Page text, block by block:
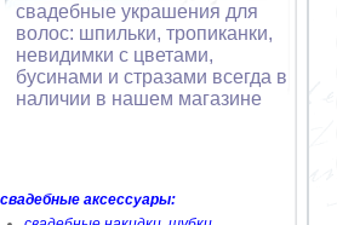
свадебные украшения для
волос: шпильки, тропиканки,
невидимки с цветами,
бусинами и стразами всегда в
наличии в нашем магазине
свадебные аксессуары: